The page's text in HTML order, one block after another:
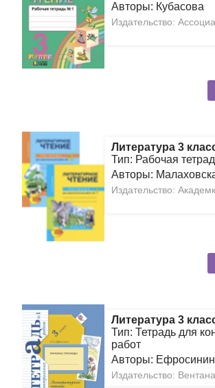
Авторы: Кубасова
Издательство:
Литература 3
Тип: Рабочая
Авторы:
Издательство:
Литература 3
Тип: Тетрадь для
работ
Авторы:
Издательство: